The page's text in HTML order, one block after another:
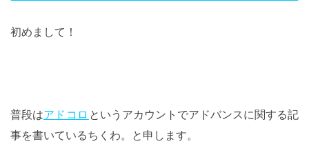
初めまして！
普段はアドコロ というアカウントでアドバンスに関する記
事を書いているちくわ。と申します。